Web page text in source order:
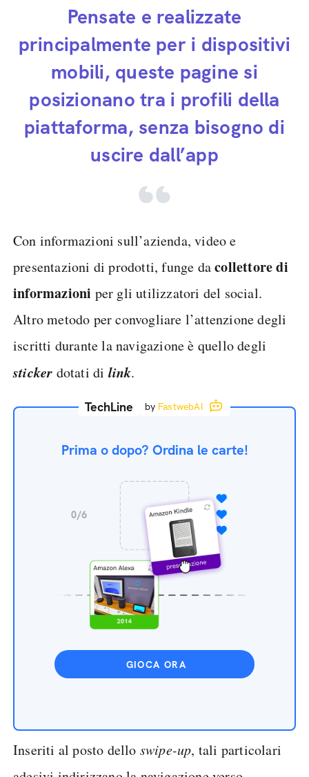
Pensate e realizzate
principalmente per i dispositivi
mobili, queste pagine si
posizionano tra i profili della
piattaforma, senza bisogno di
uscire dall’app
Con informazioni sull’azienda, video e
presentazioni di prodotti, funge dacollettore di
informazioni per gli utilizzatori del social.
Altro metodo per convogliare l’attenzione degli
iscritti durante la navigazione è quello degli
sticker dotati di link.
TechLine by FastwebAI
Prima o dopo? Ordina le carte!
GIOCA ORA
Inseriti al posto dello swipe-up, tali particolari